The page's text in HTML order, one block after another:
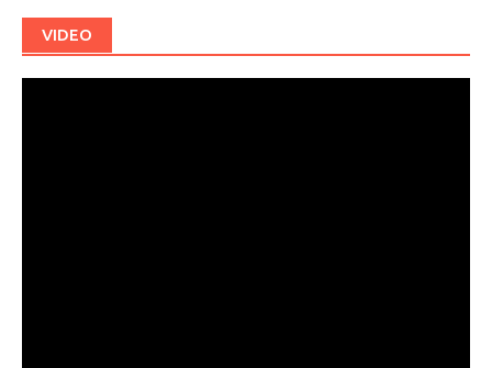
VIDEO